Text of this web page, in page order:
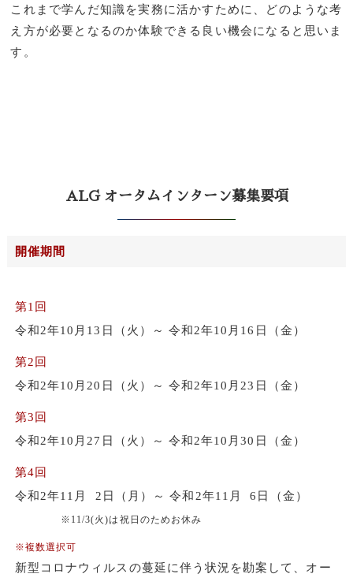
これまで学んだ知識を実務に活かすために、どのような考
え方が必要となるのか体験できる良い機会になると思いま
す。
ALG オータムインターン募集要項
開催期間
第1回
令和2年10月13日（火）～ 令和2年10月16日（金）
第2回
令和2年10月20日（火）～ 令和2年10月23日（金）
第3回
令和2年10月27日（火）～ 令和2年10月30日（金）
第4回
令和2年11月
2日（月） ～ 令和2年11月 6日（金）
※11/3(火)は祝日のためお休み
※複数選択可
新型コロナウィルスの蔓延に伴う状況を勘案して、オー